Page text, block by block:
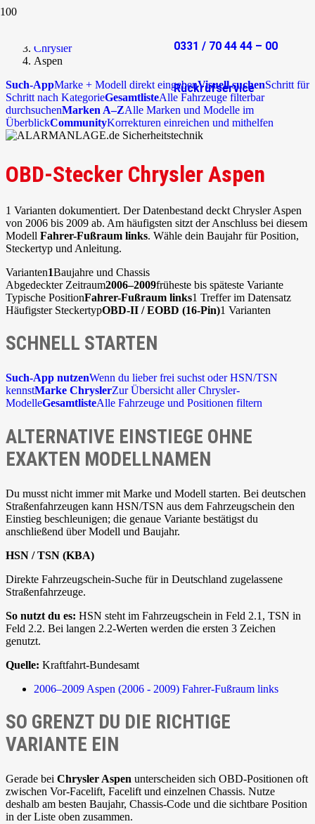
0331 / 70 44 44 – 00
Rückrufservice
Chrysler
Aspen
Such-AppMarke + Modell direkt eingebenVisuell suchenSchritt für
Schritt nach KategorieGesamtlisteAlle Fahrzeuge filterbar
durchsuchenMarken A–ZAlle Marken und Modelle im
ÜberblickCommunityKorrekturen einreichen und mithelfen
OBD-Stecker Chrysler Aspen
1 Varianten dokumentiert. Der Datenbestand deckt Chrysler Aspen
von 2006 bis 2009 ab. Am häufigsten sitzt der Anschluss bei diesem
Modell Fahrer-Fußraum links. Wähle dein Baujahr für Position,
Steckertyp und Anleitung.
Varianten1Baujahre und Chassis
Abgedeckter Zeitraum2006–2009früheste bis späteste Variante
Typische PositionFahrer-Fußraum links1 Treffer im Datensatz
Häufigster SteckertypOBD-II / EOBD (16-Pin)1 Varianten
SCHNELL STARTEN
Such-App nutzenWenn du lieber frei suchst oder HSN/TSN
kennstMarke ChryslerZur Übersicht aller Chrysler-
ModelleGesamtlisteAlle Fahrzeuge und Positionen filtern
ALTERNATIVE EINSTIEGE OHNE
EXAKTEN MODELLNAMEN
Du musst nicht immer mit Marke und Modell starten. Bei deutschen
Straßenfahrzeugen kann HSN/TSN aus dem Fahrzeugschein den
Einstieg beschleunigen; die genaue Variante bestätigst du
anschließend über Modell und Baujahr.
HSN / TSN (KBA)
Direkte Fahrzeugschein-Suche für in Deutschland zugelassene
Straßenfahrzeuge.
So nutzt du es: HSN steht im Fahrzeugschein in Feld 2.1, TSN in
Feld 2.2. Bei langen 2.2-Werten werden die ersten 3 Zeichen
genutzt.
Quelle: Kraftfahrt-Bundesamt
2006–2009 Aspen (2006 - 2009) Fahrer-Fußraum links
SO GRENZT DU DIE RICHTIGE
VARIANTE EIN
Gerade bei Chrysler Aspen unterscheiden sich OBD-Positionen oft
zwischen Vor-Facelift, Facelift und einzelnen Chassis. Nutze
deshalb am besten Baujahr, Chassis-Code und die sichtbare Position
in der Liste oben zusammen.